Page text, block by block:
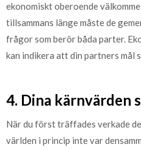
ekonomiskt oberoende
tillsammans länge måste de
frågor som berör båda parter.
kan indikera att din partners mål
4. Dina kärnvärden
När du först träffades verkade
världen i princip inte var